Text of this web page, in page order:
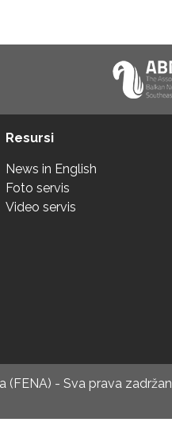
Resursi
News in English
Foto servis
Video servis
(FENA) - Sva prava